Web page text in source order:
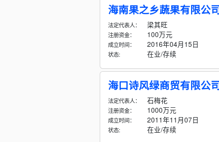
海南果之乡蔬果有限公
法定代表人： 梁其旺
注册资金： 100万元
成立时间： 2016年04月15日
状态: 在业/存续
海口诗风绿商贸有限公
法定代表人： 石梅花
注册资金： 1000万元
成立时间： 2011年11月07日
状态: 在业/存续